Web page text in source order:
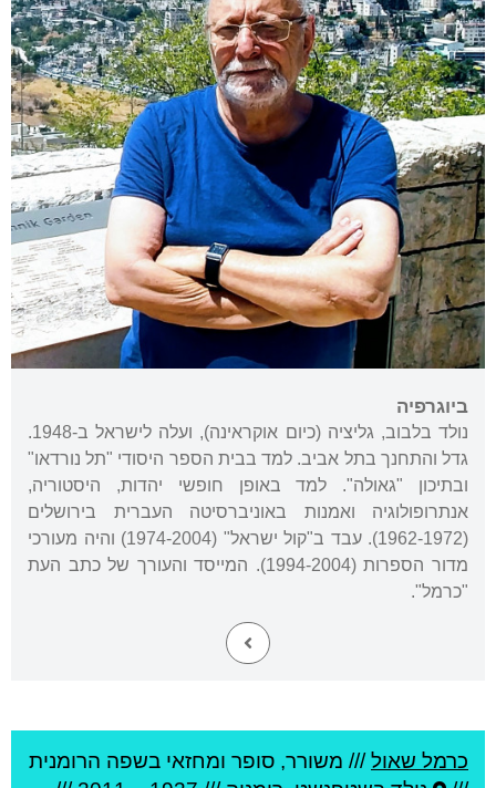
ביוגרפיה
נולד בלבוב, גליציה (כיום אוקראינה), ועלה לישראל ב-1948.
גדל והתחנך בתל אביב. למד בבית הספר היסודי "תל נורדאו"
ובתיכון "גאולה". למד באופן חופשי יהדות, היסטוריה,
אנתרופולוגיה ואמנות באוניברסיטה העברית בירושלים
(1962-1972). עבד ב"קול ישראל" (1974-2004) והיה מעורכי
מדור הספרות (1994-2004). המייסד והעורך של כתב העת
"כרמל".
כרמל שאול/// משורר, סופר ומחזאי בשפה הרומנית